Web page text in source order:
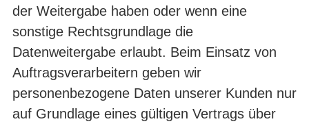
der Weitergabe haben oder wenn eine
sonstige Rechtsgrundlage die
Datenweitergabe erlaubt. Beim Einsatz von
Auftragsverarbeitern geben wir
personenbezogene Daten unserer Kunden nur
auf Grundlage eines gültigen Vertrags über